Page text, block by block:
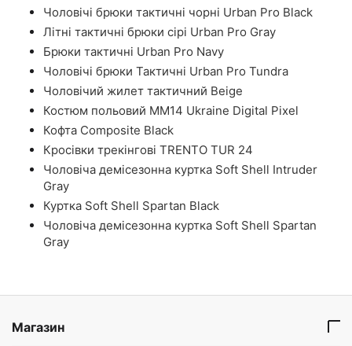
Чоловічі брюки тактичні чорні Urban Pro Black
Літні тактичні брюки сірі Urban Pro Gray
Брюки тактичні Urban Pro Navy
Чоловічі брюки Тактичні Urban Pro Tundra
Чоловічий жилет тактичний Beige
Костюм польовий ММ14 Ukraine Digital Pixel
Кофта Composite Black
Кросівки трекінгові TRENTO TUR 24
Чоловіча демісезонна куртка Soft Shell Intruder
Gray
Куртка Soft Shell Spartan Black
Чоловіча демісезонна куртка Soft Shell Spartan
Gray
Магазин